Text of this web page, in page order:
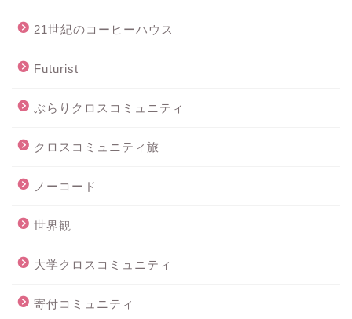
21世紀のコーヒーハウス
Futurist
ぶらりクロスコミュニティ
クロスコミュニティ旅
ノーコード
世界観
大学クロスコミュニティ
寄付コミュニティ